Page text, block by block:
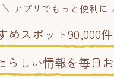
アプリでもっと便利に
めスポット90,000
らしい情報を毎日